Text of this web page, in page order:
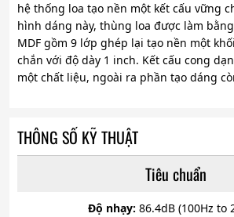
hệ thống loa tạo nền một kết cấu vững
hình dáng này, thùng loa được làm
MDF gồm 9 lớp ghép lại tạo nền một
chắn với độ dày 1 inch. Kết cấu cong
một chất liệu, ngoài ra phần tạo dáng
THÔNG SỐ KỸ THUẬT
Tiêu chuẩn
Độ nhạy: 86.4dB (100Hz to